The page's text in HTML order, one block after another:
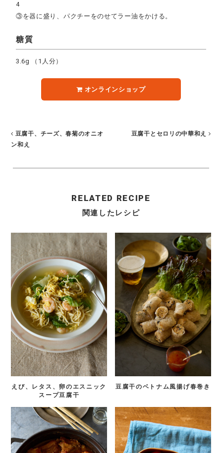
4
③を器に盛り、パクチーをのせてラー油をかける。
糖質
3.6g （1人分）
オンラインショップ
豆腐干、チーズ、春菊のオニオ
ン和え
豆腐干とセロリの中華和え
RELATED RECIPE
関連したレシピ
えび、レタス、卵のエスニック
スープ豆腐干
豆腐干のベトナム風揚げ春巻き